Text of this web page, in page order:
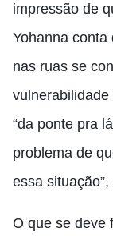
impressão de
Yohanna
nas ruas se
“da ponte pra
problema de
essa situação”,
O que se deve